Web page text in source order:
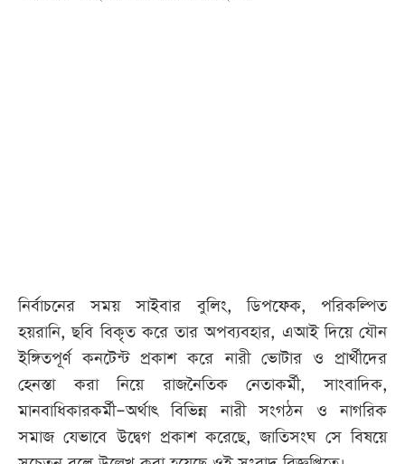
নির্বাচনের সময় সাইবার বুলিং, ডিপফেক, পরিকল্পিত
হয়রানি, ছবি বিকৃত করে তার অপব্যবহার, এআই দিয়ে যৌন
ইঙ্গিতপূর্ণ কনটেন্ট প্রকাশ করে নারী ভোটার ও প্রার্থীদের
হেনস্তা করা নিয়ে রাজনৈতিক নেতাকর্মী, সাংবাদিক,
মানবাধিকারকর্মী–অর্থাৎ বিভিন্ন নারী সংগঠন ও নাগরিক
সমাজ যেভাবে উদ্বেগ প্রকাশ করেছে, জাতিসংঘ সে বিষয়ে